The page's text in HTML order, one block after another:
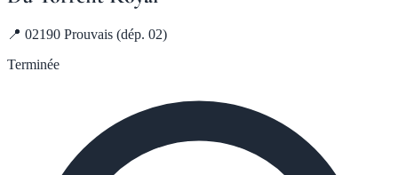
📍 02190 Prouvais (dép. 02)
Terminée